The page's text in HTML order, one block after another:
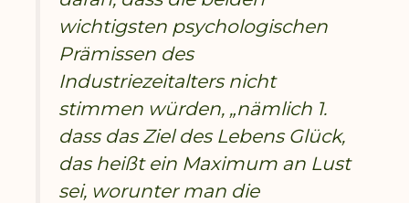
wichtigsten psychologischen
Prämissen des
Industriezeitalters nicht
stimmen würden, „nämlich 1.
dass das Ziel des Lebens Glück,
das heißt ein Maximum an Lust
sei, worunter man die